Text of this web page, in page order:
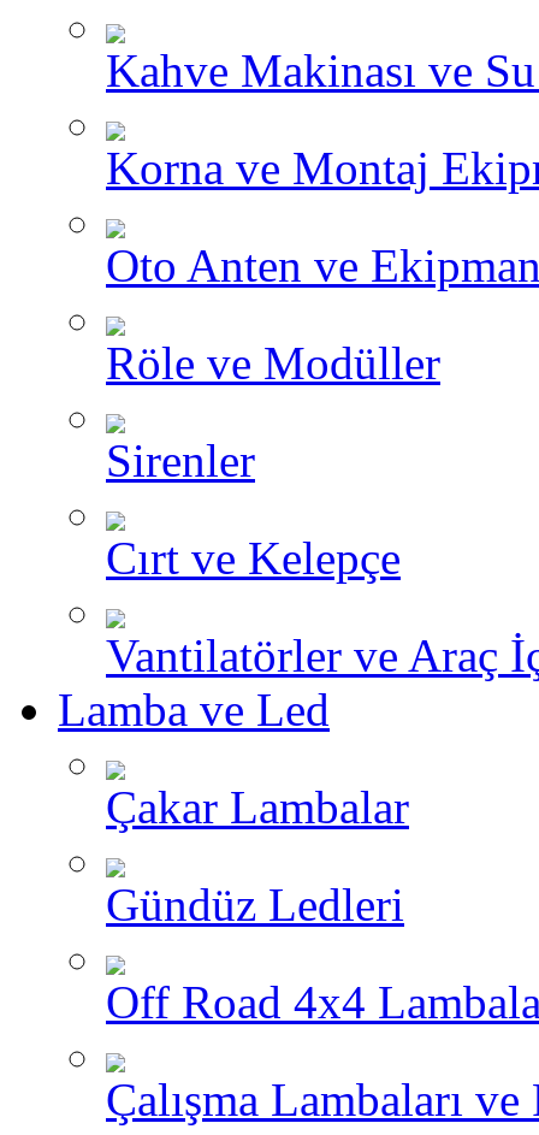
Kahve Makinası ve Su
Korna ve Montaj
Oto Anten ve
Röle ve Modüller
Sirenler
Cırt ve Kelepçe
Vantilatörler ve Araç
Lamba ve Led
Çakar Lambalar
Gündüz Ledleri
Off Road 4x4
Çalışma Lambaları